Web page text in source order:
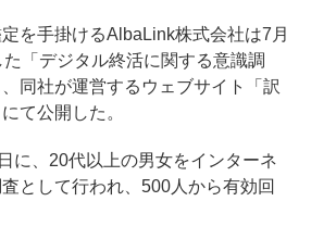
を手掛けるAlbaLink株式会社は7月
「デジタル終活に関する意識調
同社が運営するウェブサイト「訳
て公開した。
に、20代以上の男女をインターネ
として行われ、500人から有効回